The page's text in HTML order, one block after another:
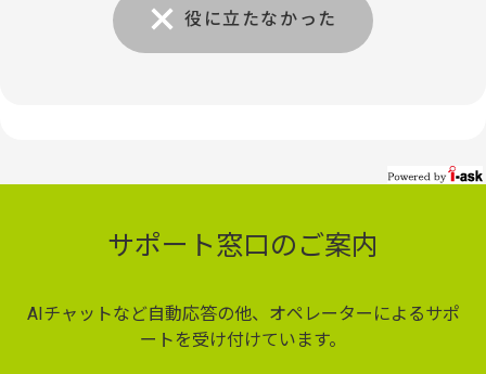
役に立たなかった
サポート窓口のご案内
AIチャットなど自動応答の他、オペレーターによるサポ
ートを受け付けています。